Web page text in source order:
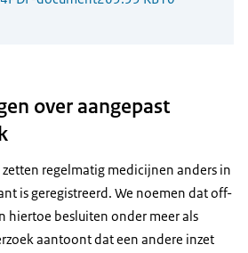
over aangepast
regelmatig medicijnen anders in
is geregistreerd. We noemen dat off-
hiertoe besluiten onder meer als
aantoont dat een andere inzet